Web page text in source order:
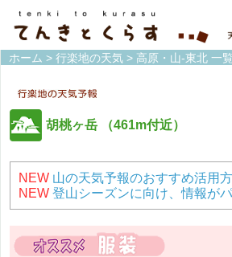
ホーム > 行楽地の天気 > 高原・山-東北 一覧
胡桃ヶ岳 （461m付近）
NEW 山の天気予報のおすすめ活用
NEW 登山シーズンに向け、情報が